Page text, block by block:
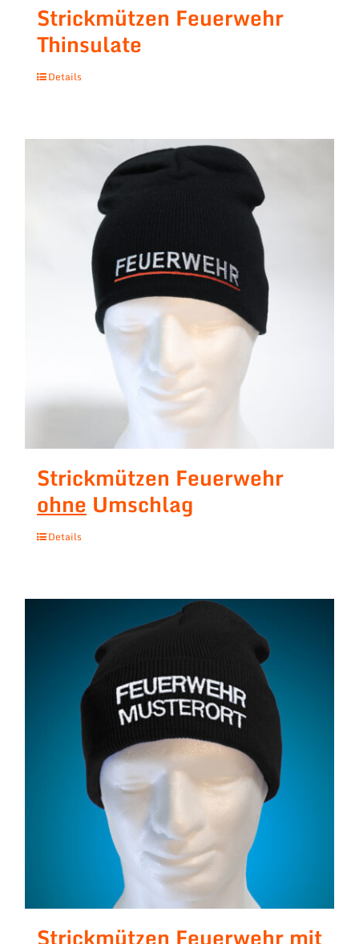
Strickmützen Feuerwehr
Thinsulate
Details
Strickmützen Feuerwehr
ohne Umschlag
Details